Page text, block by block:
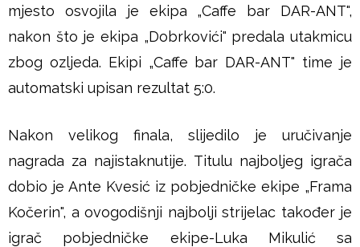
mjesto osvojila je ekipa „Caffe bar DAR-ANT",
nakon što je ekipa „Dobrkovići" predala utakmicu
zbog ozljeda. Ekipi „Caffe bar DAR-ANT" time je
automatski upisan rezultat 5:0.
Nakon velikog finala, slijedilo je uručivanje
nagrada za najistaknutije. Titulu najboljeg igrača
dobio je Ante Kvesić iz pobjedničke ekipe „Frama
Kočerin", a ovogodišnji najbolji strijelac također je
igrač pobjedničke ekipe-Luka Mikulić sa